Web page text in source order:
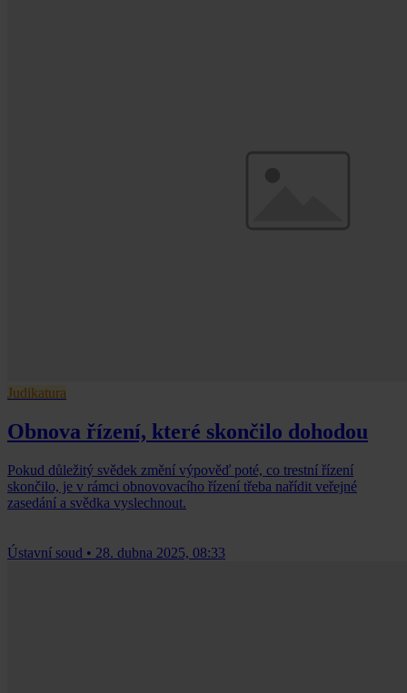
Judikatura
Obnova řízení, které skončilo dohodou
Pokud důležitý svědek změní výpověď poté, co trestní řízení
skončilo, je v rámci obnovovacího řízení třeba nařídit veřejné
zasedání a svědka vyslechnout.
Ústavní soud • 28. dubna 2025, 08:33